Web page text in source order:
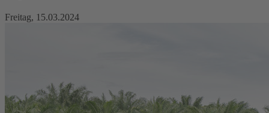
Freitag, 15.03.2024